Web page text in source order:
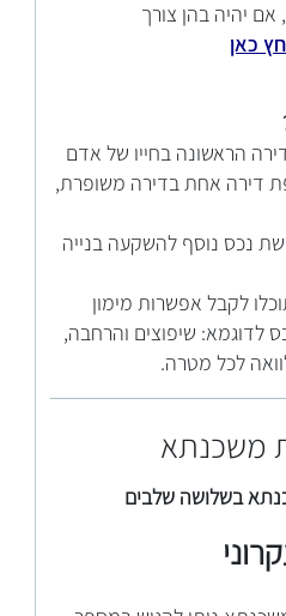
אם יהיה בהן צורך
כאן
הראשונה בחייו של אדם
דירה אחת בדירה משופרת,
נכס נוסף להשקעה בנייה
לקבל אפשרות מימון
לדוגמא: שיפוצים והרחבה,
לכל מטרה.
משכנתא
בשלושה שלבים